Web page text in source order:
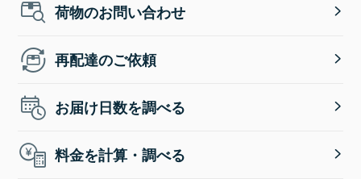
荷物のお問い合わせ
再配達のご依頼
お届け日数を調べる
料金を計算・調べる